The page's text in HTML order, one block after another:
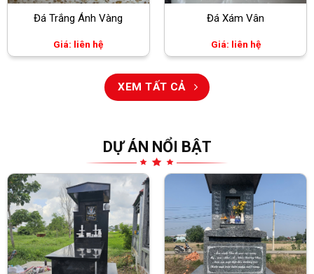
Đá Trắng Ánh Vàng
Giá: liên hệ
Đá Xám Vân
Giá: liên hệ
XEM TẤT CẢ
DỰ ÁN NỔI BẬT